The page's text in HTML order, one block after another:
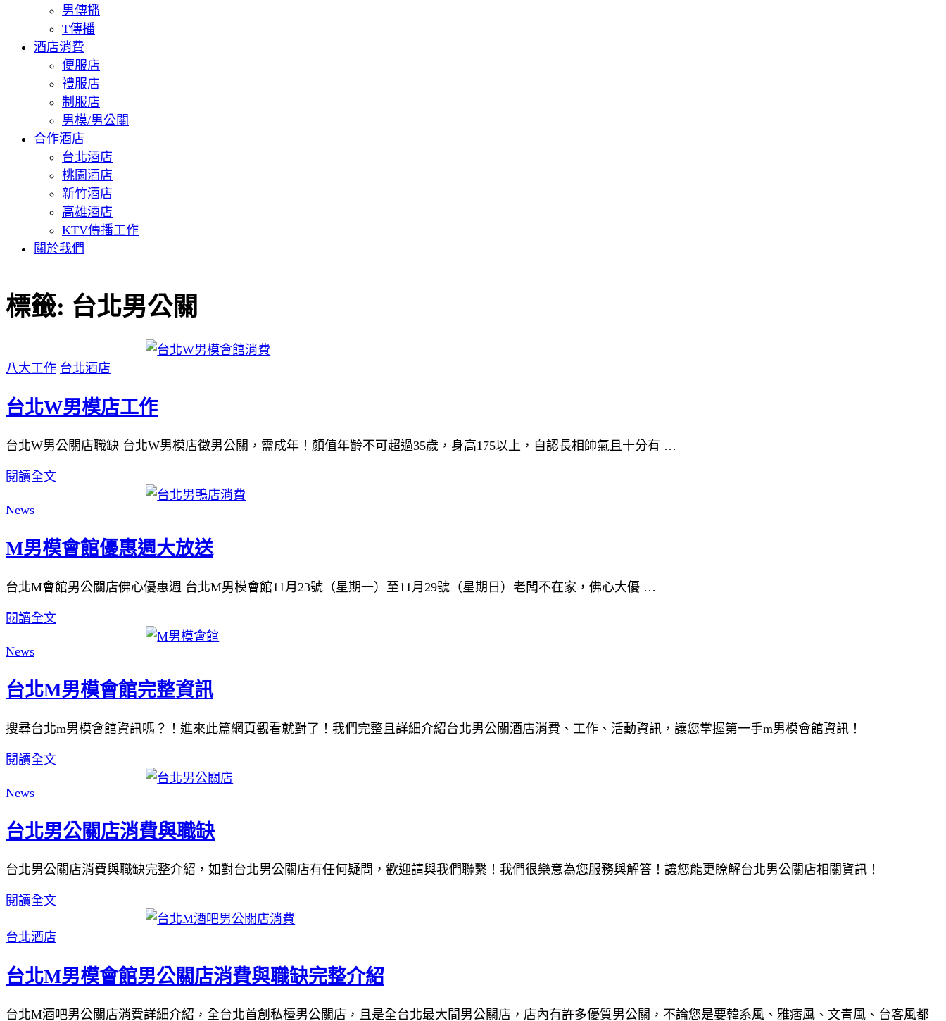
男傳播
T傳播
酒店消費
便服店
禮服店
制服店
男模/男公關
合作酒店
台北酒店
桃園酒店
新竹酒店
高雄酒店
KTV傳播工作
關於我們
標籤: 台北男公關
八大工作 台北酒店
台北W男模店工作
台北W男公關店職缺 台北W男模店徵男公關，需成年！顏值年齡不可超過35歲，身高175以上，自認長相帥氣且十分有 …
閱讀全文
News
M男模會館優惠週大放送
台北M會館男公關店佛心優惠週 台北M男模會館11月23號（星期一）至11月29號（星期日）老闆不在家，佛心大優 …
閱讀全文
News
台北M男模會館完整資訊
搜尋台北m男模會館資訊嗎？！進來此篇網頁觀看就對了！我們完整且詳細介紹台北男公關酒店消費、工作、活動資訊，讓您掌握第一手m男模會館資訊！
閱讀全文
News
台北男公關店消費與職缺
台北男公關店消費與職缺完整介紹，如對台北男公關店有任何疑問，歡迎請與我們聯繫！我們很樂意為您服務與解答！讓您能更瞭解台北男公關店相關資訊！
閱讀全文
台北酒店
台北M男模會館男公關店消費與職缺完整介紹
台北M酒吧男公關店消費詳細介紹，全台北首創私檯男公關店，且是全台北最大間男公關店，店內有許多優質男公關，不論您是要韓系風、雅痞風、文青風、台客風都